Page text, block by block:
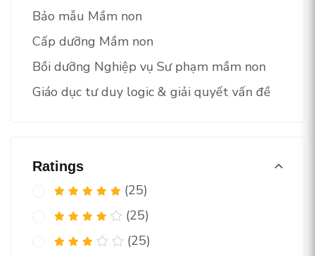
Bảo mẫu Mầm non
Cấp dưỡng Mầm non
Bồi dưỡng Nghiệp vụ Sư phạm mầm non
Giáo dục tư duy logic & giải quyết vấn đề
Ratings
(25)
(25)
(25)